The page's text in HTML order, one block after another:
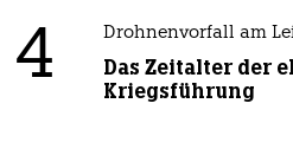
4 Drohnenvorfall am
Das Zeitalter der
Kriegsführung